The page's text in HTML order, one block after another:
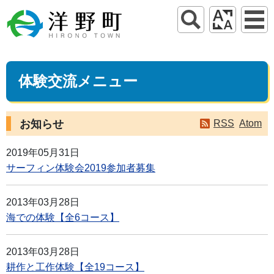
体験交流メニュー
お知らせ RSS Atom
2019年05月31日
サーフィン体験会2019参加者募集
2013年03月28日
海での体験【全6コース】
2013年03月28日
耕作と工作体験【全19コース】